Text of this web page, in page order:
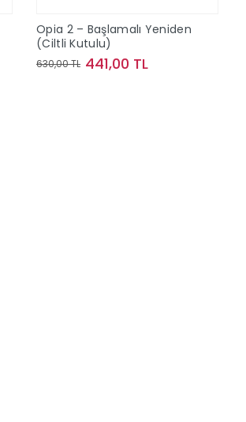
Opia 2 – Başlamalı Yeniden
(Ciltli Kutulu)
630,00 TL 441,00 TL